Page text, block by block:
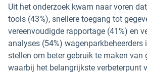
Uit het onderzoek kwam naar voren
tools (43%), snellere toegang tot
vereenvoudigde rapportage (41%) en
analyses (54%) wagenparkbeheerders
stellen om beter gebruik te maken van
waarbij het belangrijkste verbeterpunt